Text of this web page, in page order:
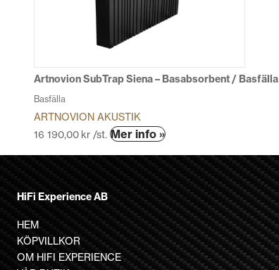
alternativen
produktsidan
Artnovion SubTrap Siena – Basabsorbent / Basfälla
Basfälla
ARTNOVION AKUSTIK
16 190,00 kr /st. Mer info »Den
produkten
har
flera
varianter.
De
olika
alternativen
HiFi Experience AB
HEM
KÖPVILLKOR
OM HIFI EXPERIENCE